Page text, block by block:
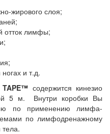
жирового слоя;
отток лимфы;
и т.д.
TAPE™ содержится кинезио
5 м. Внутри коробки Вы
по применению лимфа-
по лимфодренажному